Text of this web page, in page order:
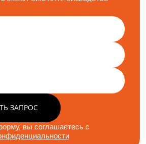
ЗАПРОС
вы соглашаетесь с